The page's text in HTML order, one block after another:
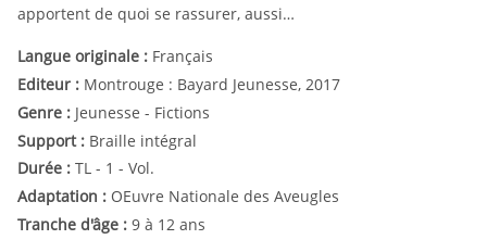
apportent de quoi se rassurer, aussi…
Langue originale : Français
Editeur : Montrouge : Bayard Jeunesse, 2017
Genre : Jeunesse - Fictions
Support : Braille intégral
Durée : TL - 1 - Vol.
Adaptation : OEuvre Nationale des Aveugles
Tranche d'âge : 9 à 12 ans